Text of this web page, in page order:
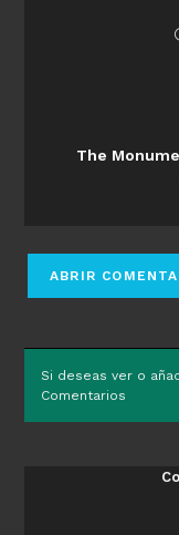
The
Si deseas ver o
Comentarios